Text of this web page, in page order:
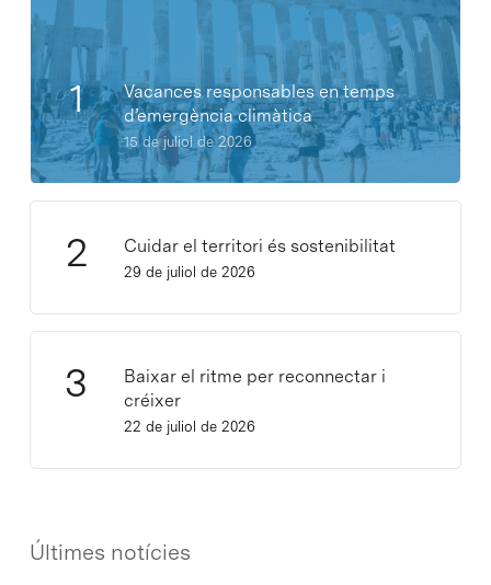
Vacances responsables en temps
d’emergència climàtica
15 de juliol de 2026
Cuidar el territori és sostenibilitat
29 de juliol de 2026
Baixar el ritme per reconnectar i
créixer
22 de juliol de 2026
Últimes notícies